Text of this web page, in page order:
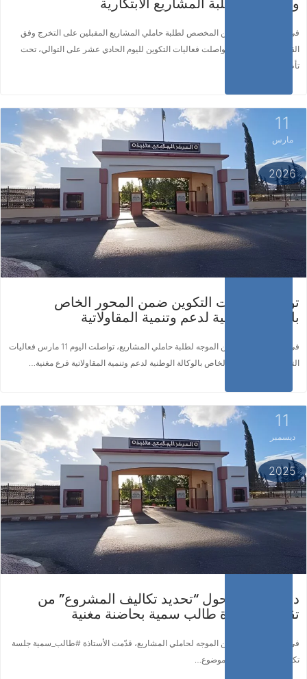
في إطار برنامج التكوين المخصص لطلبة حاملي المشاريع المقبلين على التخرج وفق
القرار الوزاري 1275، تواصلت فعاليات التكوين لليوم الحادي عشر على التوالي، تحت
تأطير الأستاذ المؤطر
11
مارس
2026
تواصل فعاليات التكوين ضمن المحور الخاص
بالوكالة الوطنية لدعم وتنمية المقاولاتية
في إطار برنامج التكوين الموجه لطلبة حاملي المشاريع، تواصلت اليوم 11 مارس فعاليات
التكوين ضمن المحور الخاص بالوكالة الوطنية لدعم وتنمية المقاولاتية فرع مغنية…
اقرأ المزيد ...
11
ديسمبر
2025
دورة تكوينية حول “تحديد تكاليف المشروع” من
تقديم الأستاذة طالب سمية بحاضنة مغنية
في إطار برنامج التكوين الموجه لحاملي المشاريع، قدّمت الأستاذة #طالب_سمية جلسة
تكوينية متخصصة حول موضوع…
اقرأ المزيد ...